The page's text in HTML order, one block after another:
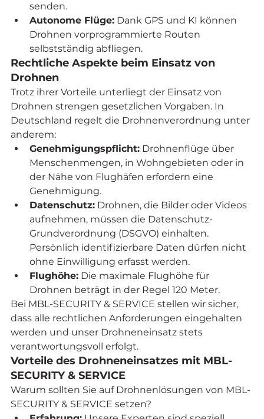
senden.
Autonome Flüge: Dank GPS und KI können
Drohnen vorprogrammierte Routen
selbstständig abfliegen.
Rechtliche Aspekte beim Einsatz von
Drohnen
Trotz ihrer Vorteile unterliegt der Einsatz von
Drohnen strengen gesetzlichen Vorgaben. In
Deutschland regelt die Drohnenverordnung unter
anderem:
Genehmigungspflicht: Drohnenflüge über
Menschenmengen, in Wohngebieten oder in
der Nähe von Flughäfen erfordern eine
Genehmigung.
Datenschutz: Drohnen, die Bilder oder Videos
aufnehmen, müssen die Datenschutz-
Grundverordnung (DSGVO) einhalten.
Persönlich identifizierbare Daten dürfen nicht
ohne Einwilligung erfasst werden.
Flughöhe: Die maximale Flughöhe für
Drohnen beträgt in der Regel 120 Meter.
Bei MBL-SECURITY & SERVICE stellen wir sicher,
dass alle rechtlichen Anforderungen eingehalten
werden und unser Drohneneinsatz stets
verantwortungsvoll erfolgt.
Vorteile des Drohneneinsatzes mit MBL-
SECURITY & SERVICE
Warum sollten Sie auf Drohnenlösungen von MBL-
SECURITY & SERVICE setzen?